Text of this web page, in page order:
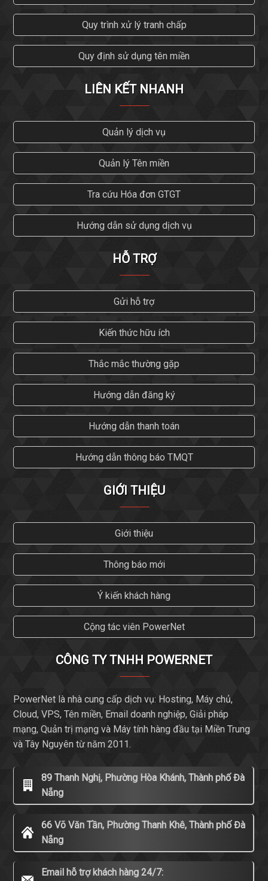
Quy trình xử lý tranh chấp
Quy định sử dụng tên miền
LIÊN KẾT NHANH
Quản lý dịch vụ
Quản lý Tên miền
Tra cứu Hóa đơn GTGT
Hướng dẫn sử dụng dịch vụ
HỖ TRỢ
Gửi hỗ trợ
Kiến thức hữu ích
Thắc mắc thường gặp
Hướng dẫn đăng ký
Hướng dẫn thanh toán
Hướng dẫn thông báo TMQT
GIỚI THIỆU
Giới thiệu
Thông báo mới
Ý kiến khách hàng
Cộng tác viên PowerNet
CÔNG TY TNHH POWERNET
PowerNet là nhà cung cấp dịch vụ: Hosting, Máy chủ,
Cloud, VPS, Tên miền, Email doanh nghiệp, Giải pháp
mạng, Quản trị mạng và Máy tính hàng đầu tại Miền Trung
và Tây Nguyên từ năm 2011.
89 Thanh Nghị, Phường Hòa Khánh, Thành phố Đà
Nẵng
66 Võ Văn Tần, Phường Thanh Khê, Thành phố Đà
Nẵng
Email hỗ trợ khách hàng 24/7: